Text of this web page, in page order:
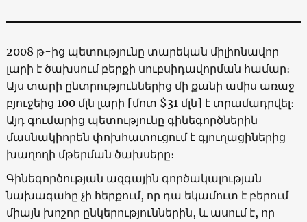
2008 թ-ից պետությունը տարեկան միլիոնավոր
լարի է ծախսում բերքի սուբսիդավորման համար։
Այս տարի ընտրություններից մի քանի ամիս առաջ
բյուջեից 100 մլն լարի [մոտ $31 մլն] է տրամադրվել։
Այդ գումարից պետությունը գինեգործներին
մասնակիորեն փոխհատուցում է գյուղացիներից
խաղողի մթերման ծախսերը։
Գինեգործության ազգային գործակալության
նախագահը չի հերքում, որ դա եկամուտ է բերում
միայն խոշոր ընկերություններին, և ասում է, որ